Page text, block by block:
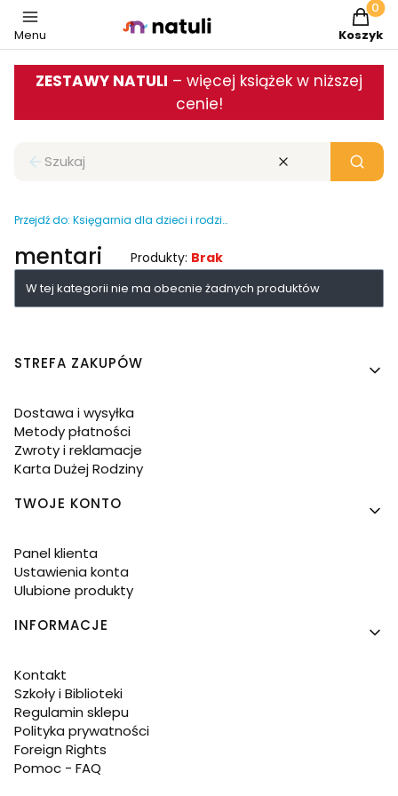
Menu Koszyk
ZESTAWY NATULI – więcej książek w niższej
cenie!
Zamknij wyszukiwarkę Wyczyść Szukaj
Przejdź do: Księgarnia dla dzieci i rodziców
mentari Produkty: Brak
Lista produktów
W tej kategorii nie ma obecnie żadnych produktów
Linki w stopce
STREFA ZAKUPÓW
Dostawa i wysyłka
Metody płatności
Zwroty i reklamacje
Karta Dużej Rodziny
TWOJE KONTO
Panel klienta
Ustawienia konta
Ulubione produkty
INFORMACJE
Kontakt
Szkoły i Biblioteki
Regulamin sklepu
Polityka prywatności
Foreign Rights
Pomoc - FAQ